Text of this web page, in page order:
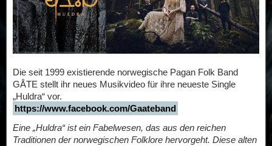
Die seit 1999 existierende norwegische Pagan Folk Band
GÅTE stellt ihr neues Musikvideo für ihre neueste Single
„Huldra“ vor.
https://www.facebook.com/Gaateband
Eine „Huldra“ ist ein Fabelwesen, das aus den reichen
Traditionen der norwegischen Folklore hervorgeht. Diese alten